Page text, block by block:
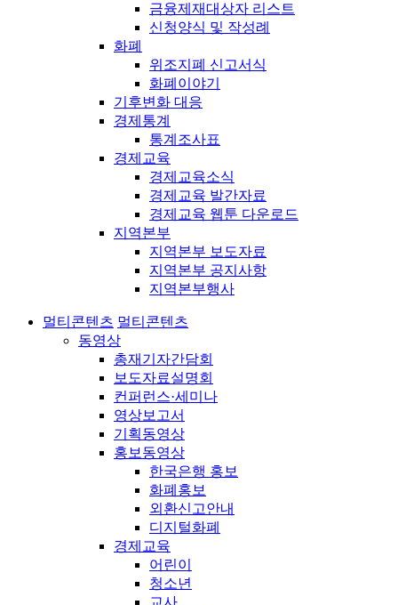
금융제재대상자 리스트
신청양식 및 작성례
화폐
위조지폐 신고서식
화폐이야기
기후변화 대응
경제통계
통계조사표
경제교육
경제교육소식
경제교육 발간자료
경제교육 웹툰 다운로드
지역본부
지역본부 보도자료
지역본부 공지사항
지역본부행사
멀티콘텐츠 멀티콘텐츠
동영상
총재기자간담회
보도자료설명회
컨퍼런스·세미나
영상보고서
기획동영상
홍보동영상
한국은행 홍보
화폐홍보
외환신고안내
디지털화폐
경제교육
어린이
청소년